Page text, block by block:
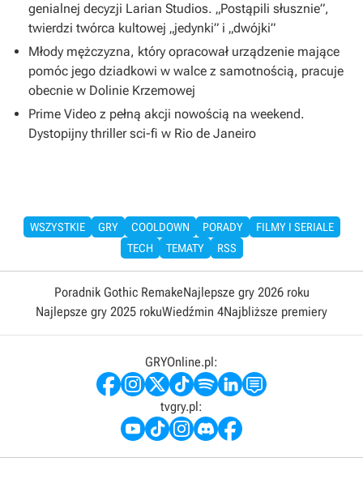
genialnej decyzji Larian Studios. „Postąpili słusznie”,
twierdzi twórca kultowej „jedynki” i „dwójki”
Młody mężczyzna, który opracował urządzenie mające
pomóc jego dziadkowi w walce z samotnością, pracuje
obecnie w Dolinie Krzemowej
Prime Video z pełną akcji nowością na weekend.
Dystopijny thriller sci-fi w Rio de Janeiro
WSZYSTKIE GRY COOLDOWN PORADY
FILMY I SERIALE
TECH
TEMATY RSS
Poradnik Gothic RemakeNajlepsze gry 2026 roku
Najlepsze gry 2025 rokuWiedźmin 4Najbliższe premiery
GRYOnline.pl:
tvgry.pl: